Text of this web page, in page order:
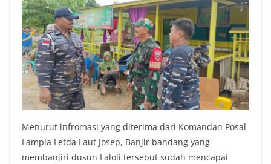
Menurut infromasi yang diterima dari Komandan Posal
Lampia Letda Laut Josep, Banjir bandang yang
membanjiri dusun Laloli tersebut sudah mencapai